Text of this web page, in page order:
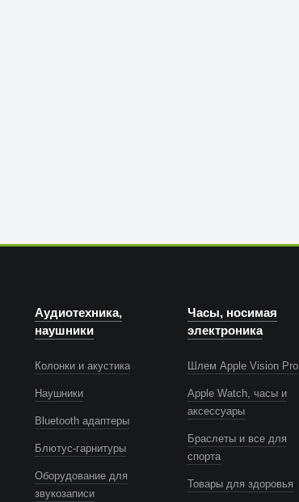
Аудиотехника,
наушники
Колонки и акустика
Наушники
Bluetooth адаптеры
Блютус-гарнитуры
Оборудование для
звукозаписи
Часы, носимая
электроника
Шлем Apple Vision Pro
Apple Watch, часы и
аксессуары
Браслеты и все для
спорта
Товары для здоровья